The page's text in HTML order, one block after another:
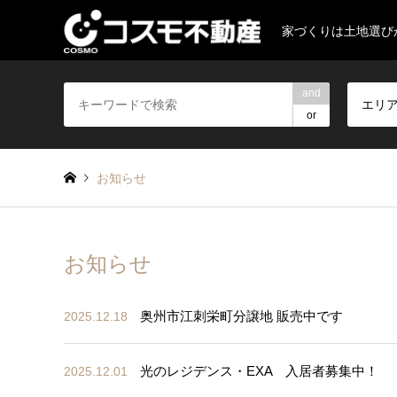
家づくりは土地選び
and
or
エリ
お知らせ
お知らせ
2025.12.18 奥州市江刺栄町分譲地 販売中です
2025.12.01 光のレジデンス・EXA 入居者募集中！